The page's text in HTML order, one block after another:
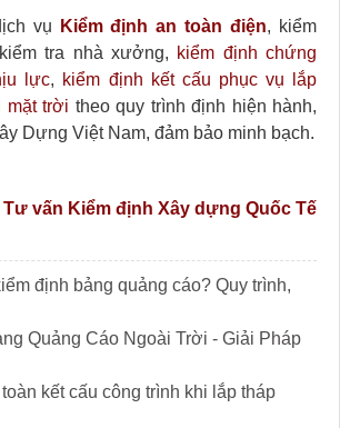
vụ
Kiểm định an toàn điện, kiểm
tra nhà xưởng, kiểm định chứng
lực, kiểm định kết cấu phục vụ lắp
mặt trời theo quy trình định hiện hành,
Dựng Việt Nam, đảm bảo minh bạch.
vấn Kiểm định Xây dựng Quốc Tế
định bảng quảng cáo? Quy trình,
Quảng Cáo Ngoài Trời - Giải Pháp
kết cấu công trình khi lắp tháp